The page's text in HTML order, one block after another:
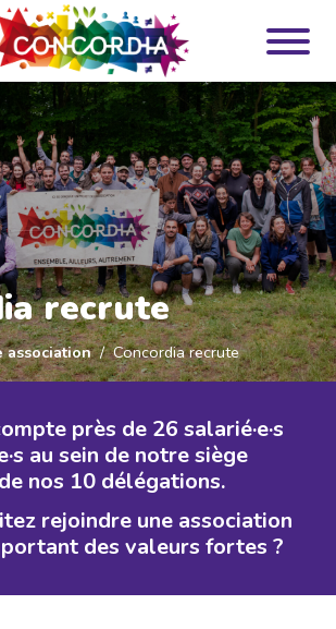
recrute
association Concordia recrute
près de 26 salarié·e·s
au sein de notre siège
nos 10 délégations.
rejoindre une association
des valeurs fortes ?
des cookies